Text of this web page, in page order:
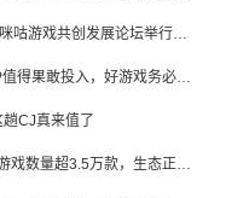
智竞·未来——2026咪咕游戏共创发展论坛举行：聚力精品内容、AI创作与电竞生态，共建高品质益智健康游戏社区
盛趣游戏彭程：好IP值得果敢投入，好游戏务必长效经营
CJ真来值了
2026 CDEC：鸿蒙游戏数量超3.5万款，生态正循环加速产业高质量发展